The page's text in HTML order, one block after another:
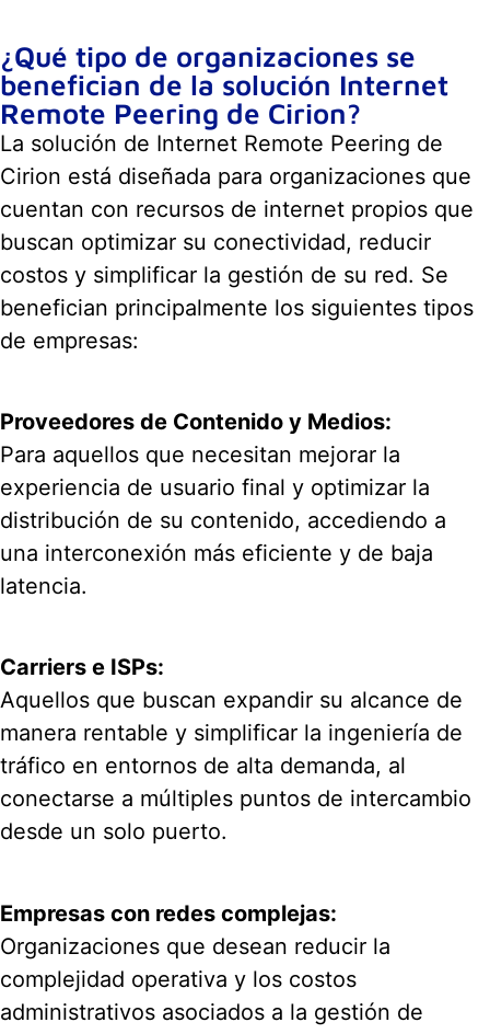
¿Qué tipo de organizaciones se
benefician de la solución Internet
Remote Peering de Cirion?
La solución de Internet Remote Peering de
Cirion está diseñada para organizaciones que
cuentan con recursos de internet propios que
buscan optimizar su conectividad, reducir
costos y simplificar la gestión de su red. Se
benefician principalmente los siguientes tipos
de empresas:
Proveedores de Contenido y Medios:
Para aquellos que necesitan mejorar la
experiencia de usuario final y optimizar la
distribución de su contenido, accediendo a
una interconexión más eficiente y de baja
latencia.
Carriers e ISPs:
Aquellos que buscan expandir su alcance de
manera rentable y simplificar la ingeniería de
tráfico en entornos de alta demanda, al
conectarse a múltiples puntos de intercambio
desde un solo puerto.
Empresas con redes complejas:
Organizaciones que desean reducir la
complejidad operativa y los costos
administrativos asociados a la gestión de